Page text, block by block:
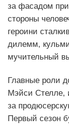
за фасадом
стороны
героини
дилемм,
мучительный
Главные роли
Мэйси Стелле,
за
Первый сезон